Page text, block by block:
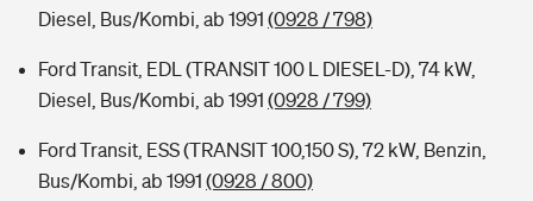
Diesel, Bus/Kombi, ab 1991 (0928 / 798)
Ford Transit, EDL (TRANSIT 100 L DIESEL-D), 74 kW,
Diesel, Bus/Kombi, ab 1991 (0928 / 799)
Ford Transit, ESS (TRANSIT 100,150 S), 72 kW, Benzin,
Bus/Kombi, ab 1991 (0928 / 800)